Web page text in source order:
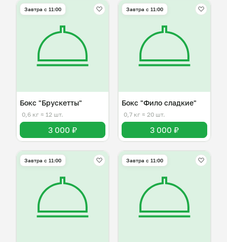
Завтра c 11:00
Бокс "Брускетты"
0,6 кг ≈ 12 шт.
3 000 ₽
Завтра c 11:00
Бокс "Фило сладкие"
0,7 кг ≈ 20 шт.
3 000 ₽
Завтра c 11:00 Завтра c 11:00